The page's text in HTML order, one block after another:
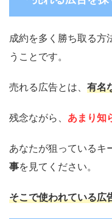
成約を多く勝ち取る方
うことです。
売れる広告とは、 有名
残念ながら、 あまり知
あなたが狙っているキ
事を見てください。
そこで使われている広